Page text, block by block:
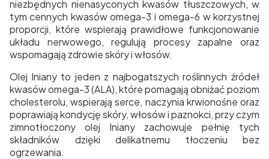
niezbędnych nienasyconych kwasów tłuszczowych, w
tym cennych kwasów omega-3 i omega-6 w korzystnej
proporcji, które wspierają prawidłowe funkcjonowanie
układu nerwowego, regulują procesy zapalne oraz
wspomagają zdrowie skóry i włosów.
Olej lniany to jeden z najbogatszych roślinnych źródeł
kwasów omega-3 (ALA), które pomagają obniżać poziom
cholesterolu, wspierają serce, naczynia krwionośne oraz
poprawiają kondycję skóry, włosów i paznokci, przy czym
zimnotłoczony olej lniany zachowuje pełnię tych
składników dzięki delikatnemu tłoczeniu bez
ogrzewania.